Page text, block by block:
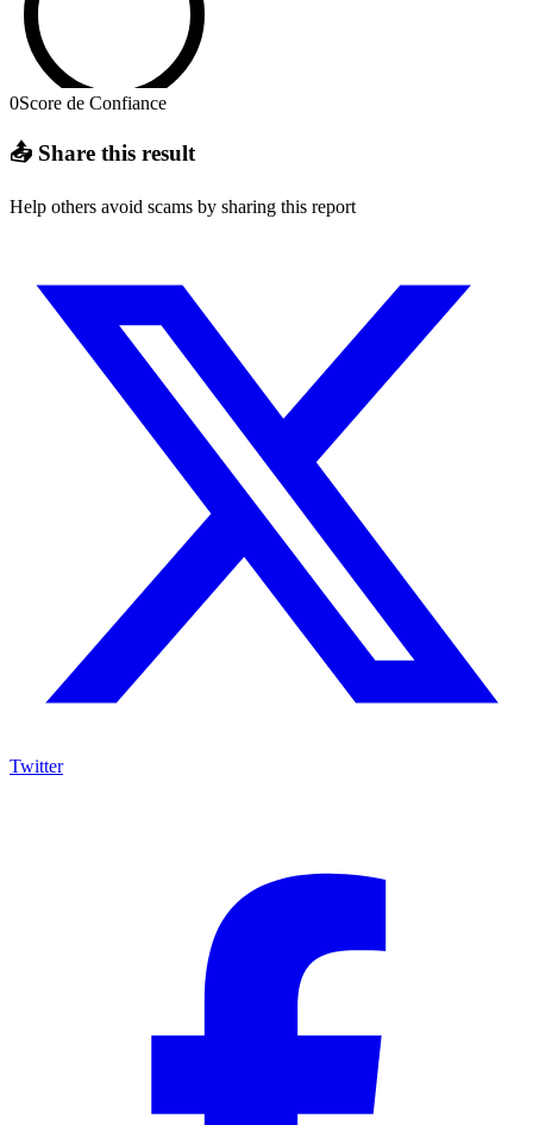
0Score de Confiance
📤 Share this result
Help others avoid scams by sharing this report
Twitter